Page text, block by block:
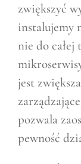
zwiększyć
instalujemy
nie do całej
jest
pozwala
pewność